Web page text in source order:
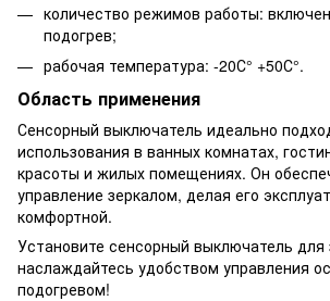
количество режимов работы:
подогрев;
рабочая температура: -20С° +50С°.
Область применения
Сенсорный выключатель идеально
использования в ванных комнатах,
красоты и жилых помещениях. Он
управление зеркалом, делая его
комфортной.
Установите сенсорный выключатель для
наслаждайтесь удобством управления
подогревом!